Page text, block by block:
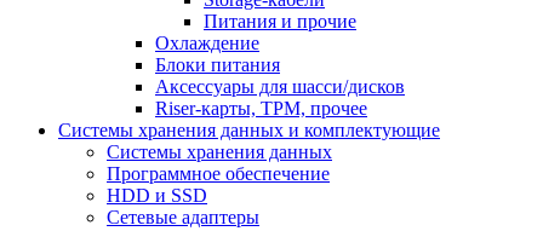
Питания и прочие
Охлаждение
Блоки питания
Аксессуары для шасси/дисков
Riser-карты, TPM, прочее
Системы хранения данных и комплектующие
Системы хранения данных
Программное обеспечение
HDD и SSD
Сетевые адаптеры